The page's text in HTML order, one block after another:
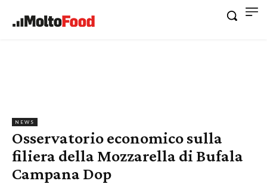
NEWS
Osservatorio economico sulla
filiera della Mozzarella di Bufala
Campana Dop